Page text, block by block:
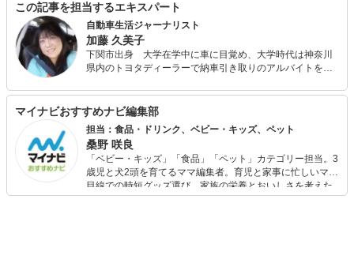
この記事を担当するエキスパート
自動車生活ジャーナリスト
加藤 久美子
下関市出身 大学在学中に車に目覚め、大学時代は神奈川
県内のトヨタディーラーで納車引き取りのアルバイトを経
社。 1989年FIA 公認のクロスカントリーラリー「オースト
ラリアン・サファリ」に出場。 1995年会社を辞めてフリー
ランスの道へ。 1999-2000日本カー・オブ・ザ・イヤー選
考委員。 2000年に第一子出産後、妊婦のシートベルト着用
を推進する会を立ち上げ、チャイルドシートと共に胎児と
赤ちゃんの命を守る啓発活動を展開している。 月刊誌
『MONOQLO』（晋遊舎）、All About、citrus、オートック
ワン、乗りものニュース、くるまのニュース、JAFMATEな
マイナビおすすめナビ編集部
担当：食品・ドリンク、ベビー・キッズ、ペット
桑野 咲良
「ベビー・キッズ」「食品」「ペット」カテゴリー担当。3
歳児と犬2頭を育てるママ編集者。育児と家事に忙しいママ
目線での時短グッズ選び、家族の栄養とおいしさを考えた
食品選び、束の間のリラックスタイムを楽しむためのスイ